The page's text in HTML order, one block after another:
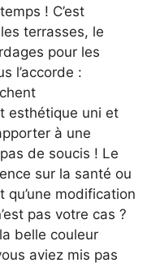
! C’est
terrasses, le
pour les
l’accorde :
esthétique uni et
à une
de soucis ! Le
sur la santé ou
qu’une modification
pas votre cas ?
belle couleur
aviez mis pas